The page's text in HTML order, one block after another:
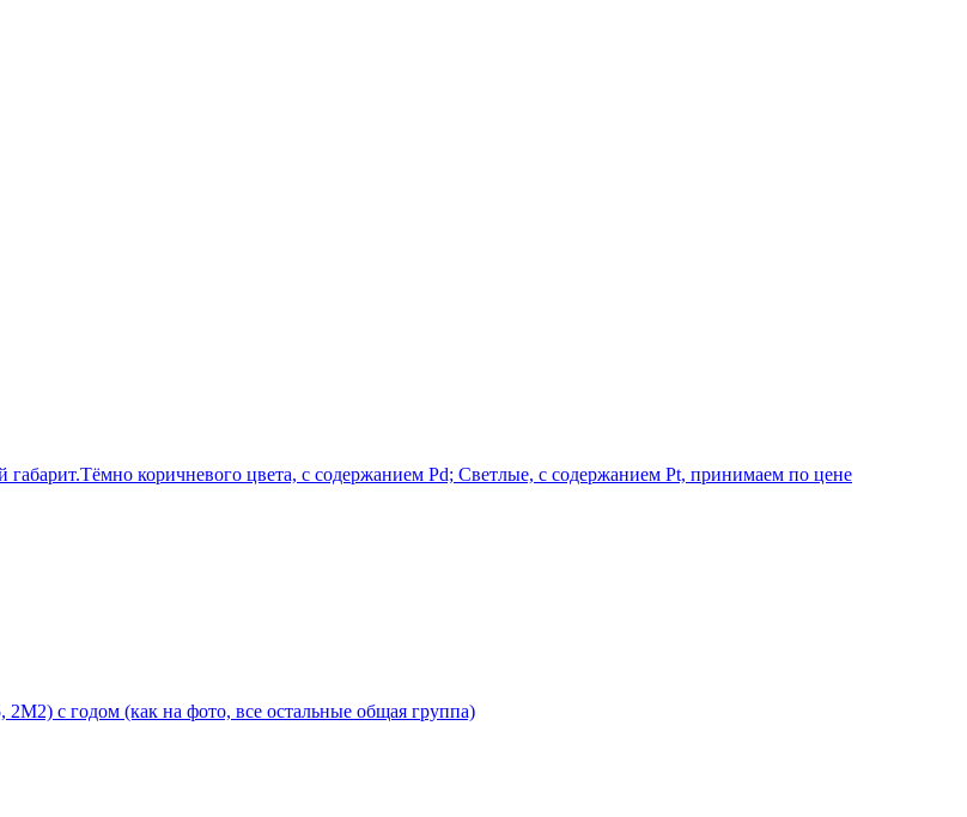
коричневого цвета, с содержанием Pd; Светлые, с содержанием Pt, принимаем по цене
с годом (как на фото, все остальные общая группа)